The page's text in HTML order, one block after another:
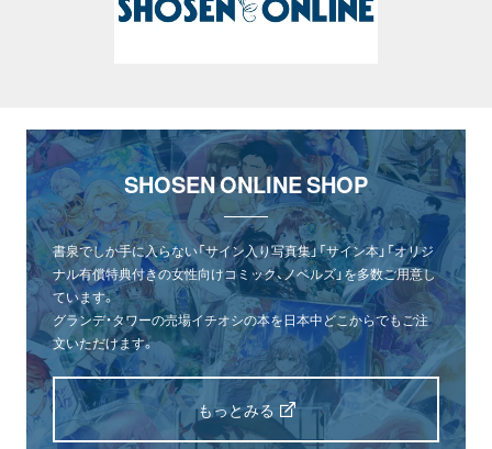
SHOSEN ONLINE SHOP
書泉でしか手に入らない「サイン入り写真集」「サイン本」「オリジ
ナル有償特典付きの女性向けコミック、ノベルズ」を多数ご用意し
ています。
グランデ・タワーの売場イチオシの本を日本中どこからでもご注
文いただけます。
もっとみる